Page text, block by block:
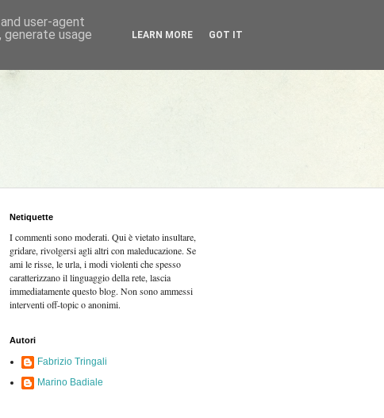
Netiquette
I commenti sono moderati. Qui è vietato insultare,
gridare, rivolgersi agli altri con maleducazione. Se
ami le risse, le urla, i modi violenti che spesso
caratterizzano il linguaggio della rete, lascia
immediatamente questo blog. Non sono ammessi
interventi off-topic o anonimi.
Autori
Fabrizio Tringali
Marino Badiale
user-agent
usage
LEARN MORE GOT IT